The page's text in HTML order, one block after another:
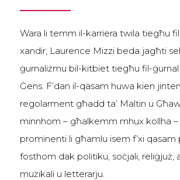
Wara li temm il-karriera twila tiegħu
xandir, Laurence Mizzi beda jagħti
ġurnaliżmu bil-kitbiet tiegħu fil-ġurnal
Ġens. F’dan il-qasam huwa kien
regolarment għadd ta’ Maltin u
minnhom – għalkemm mhux kollha –
prominenti li għamlu isem f’xi qasam
fosthom dak politiku, soċjali, reliġjuż,
mużikali u letterarju.